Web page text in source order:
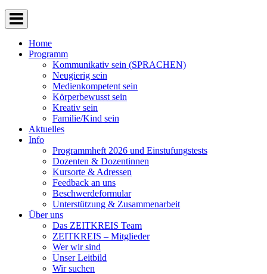
Home
Programm
Kommunikativ sein (SPRACHEN)
Neugierig sein
Medienkompetent sein
Körperbewusst sein
Kreativ sein
Familie/Kind sein
Aktuelles
Info
Programmheft 2026 und Einstufungstests
Dozenten & Dozentinnen
Kursorte & Adressen
Feedback an uns
Beschwerdeformular
Unterstützung & Zusammenarbeit
Über uns
Das ZEITKREIS Team
ZEITKREIS – Mitglieder
Wer wir sind
Unser Leitbild
Wir suchen